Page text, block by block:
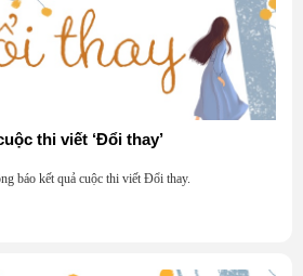
thi viết ‘Đổi thay’
báo kết quả cuộc thi viết Đổi thay.